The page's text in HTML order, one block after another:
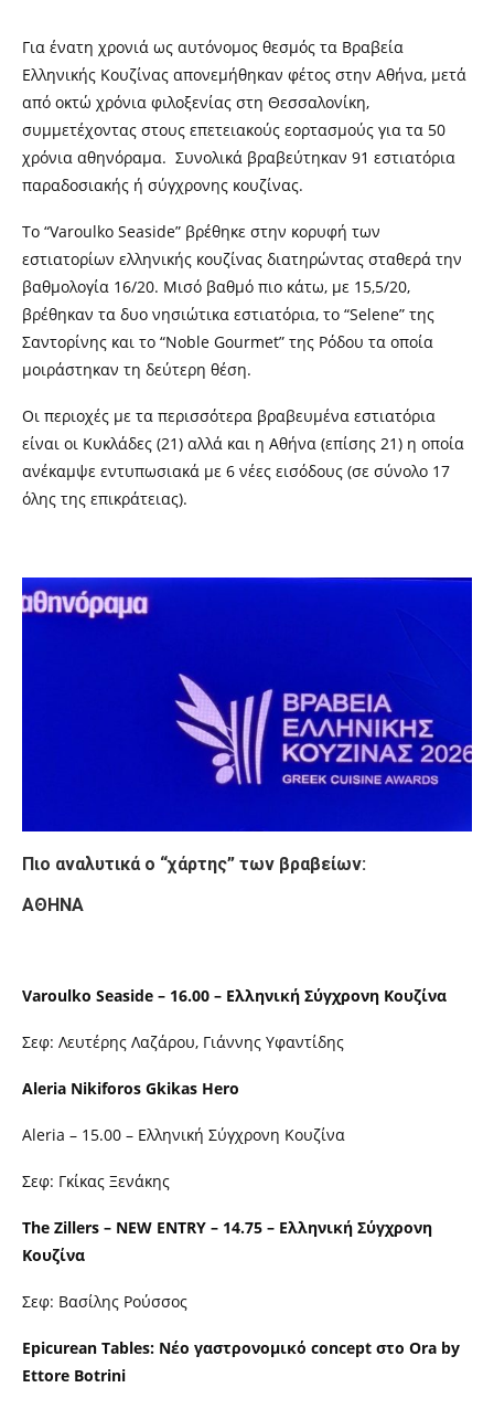
Για ένατη χρονιά ως αυτόνομος θεσμός τα Βραβεία
Ελληνικής Κουζίνας απονεμήθηκαν φέτος στην Αθήνα, μετά
από οκτώ χρόνια φιλοξενίας στη Θεσσαλονίκη,
συμμετέχοντας στους επετειακούς εορτασμούς για τα 50
χρόνια αθηνόραμα. Συνολικά βραβεύτηκαν 91 εστιατόρια
παραδοσιακής ή σύγχρονης κουζίνας.
Το “Varoulko Seaside” βρέθηκε στην κορυφή των
εστιατορίων ελληνικής κουζίνας διατηρώντας σταθερά την
βαθμολογία 16/20. Μισό βαθμό πιο κάτω, με 15,5/20,
βρέθηκαν τα δυο νησιώτικα εστιατόρια, το “Selene” της
Σαντορίνης και το “Noble Gourmet” της Ρόδου τα οποία
μοιράστηκαν τη δεύτερη θέση.
Οι περιoχές με τα περισσότερα βραβευμένα εστιατόρια
είναι οι Κυκλάδες (21) αλλά και η Αθήνα (επίσης 21) η οποία
ανέκαμψε εντυπωσιακά με 6 νέες εισόδους (σε σύνολο 17
όλης της επικράτειας).
Πιο αναλυτικά ο “χάρτης” των βραβείων:
ΑΘΗΝΑ
Varoulko Seaside – 16.00 – Ελληνική Σύγχρονη Κουζίνα
Σεφ: Λευτέρης Λαζάρου, Γιάννης Υφαντίδης
Aleria Nikiforos Gkikas Hero
Aleria – 15.00 – Ελληνική Σύγχρονη Κουζίνα
Σεφ: Γκίκας Ξενάκης
The Zillers – NEW ENTRY – 14.75 – Ελληνική Σύγχρονη
Κουζίνα
Σεφ: Βασίλης Ρούσσος
Epicurean Tables: Νέο γαστρονομικό concept στο Ora by
Ettore Botrini